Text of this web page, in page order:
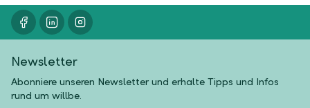
Newsletter
Abonniere unseren Newsletter und erhalte Tipps und Infos
rund um willbe.